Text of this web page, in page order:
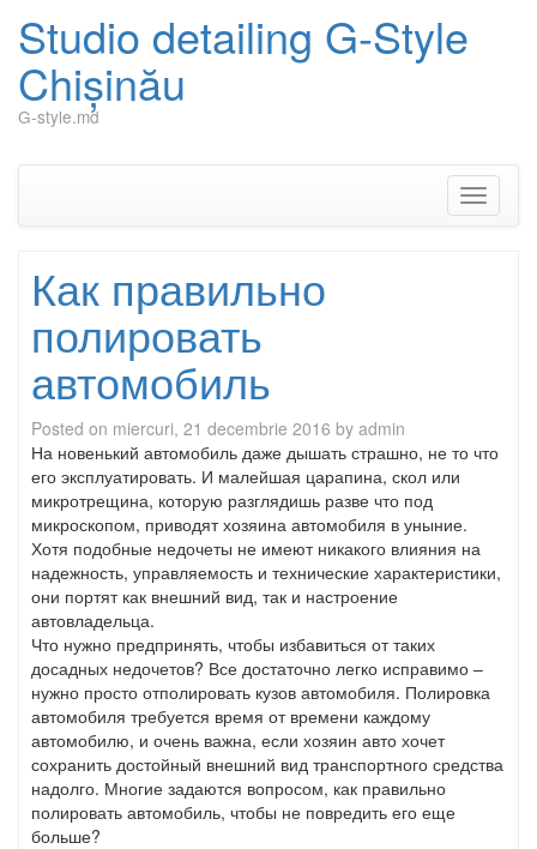
Studio detailing G-Style
Chișinău
G-style.md
Toggle
Как правильно
полировать
автомобиль
Posted on miercuri, 21 decembrie 2016 by admin
На новенький автомобиль даже дышать страшно, не то что
его эксплуатировать. И малейшая царапина, скол или
микротрещина, которую разглядишь разве что под
микроскопом, приводят хозяина автомобиля в уныние.
Хотя подобные недочеты не имеют никакого влияния на
надежность, управляемость и технические характеристики,
они портят как внешний вид, так и настроение
автовладельца.
Что нужно предпринять, чтобы избавиться от таких
досадных недочетов? Все достаточно легко исправимо –
нужно просто отполировать кузов автомобиля. Полировка
автомобиля требуется время от времени каждому
автомобилю, и очень важна, если хозяин авто хочет
сохранить достойный внешний вид транспортного средства
надолго. Многие задаются вопросом, как правильно
полировать автомобиль, чтобы не повредить его еще
больше?